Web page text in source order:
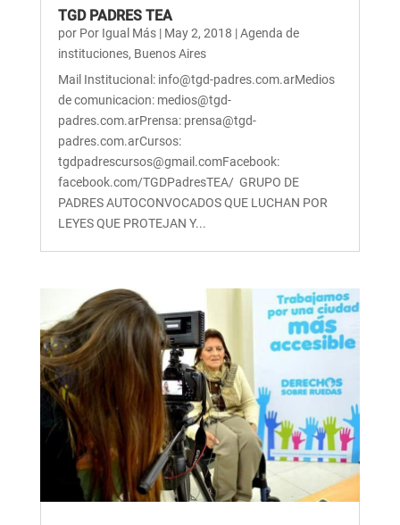
TGD PADRES TEA
por Por Igual Más| May 2, 2018 |Agenda de
instituciones, Buenos Aires
Mail Institucional: info@tgd-padres.com.arMedios
de comunicacion: medios@tgd-
padres.com.arPrensa: prensa@tgd-
padres.com.arCursos:
tgdpadrescursos@gmail.comFacebook:
facebook.com/TGDPadresTEA/ GRUPO DE
PADRES AUTOCONVOCADOS QUE LUCHAN POR
LEYES QUE PROTEJAN Y...